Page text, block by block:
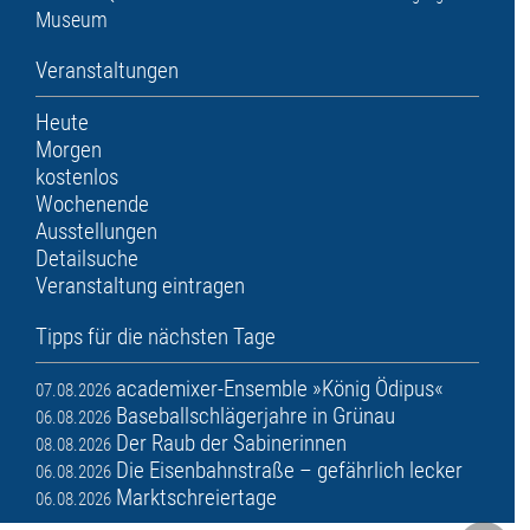
Museum
Veranstaltungen
Heute
Morgen
kostenlos
Wochenende
Ausstellungen
Detailsuche
Veranstaltung eintragen
Tipps für die nächsten Tage
07.08.2026 academixer-Ensemble »König Ödipus«
06.08.2026 Baseballschlägerjahre in Grünau
08.08.2026 Der Raub der Sabinerinnen
06.08.2026 Die Eisenbahnstraße – gefährlich lecker
06.08.2026 Marktschreiertage